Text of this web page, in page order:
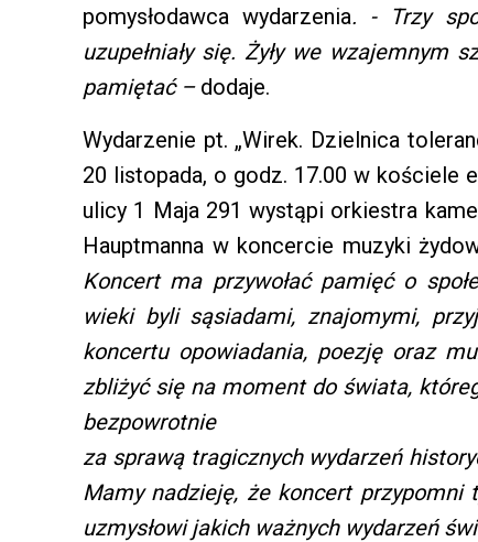
pomysłodawca wydarzenia. - Trzy
uzupełniały się. Żyły we
pamiętać – dodaje.
Wydarzenie pt. „Wirek. Dzielnica
20 listopada, o godz. 17.00 w kościele
ulicy 1 Maja 291 wystąpi orkiestra
Hauptmanna w koncercie muzyki
Koncert ma przywołać pamięć o
wieki byli sąsiadami, znajomymi,
koncertu opowiadania, poezję oraz
zbliżyć się na moment do świata,
bezpowrotnie
za sprawą tragicznych wydarzeń
Mamy nadzieję, że koncert
uzmysłowi jakich ważnych wydarzeń